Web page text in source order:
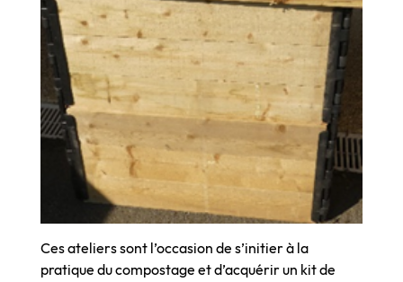
Ces ateliers sont l’occasion de s’initier à la
pratique du compostage et d’acquérir un kit de